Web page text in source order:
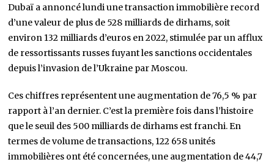
Dubaï a annoncé lundi une transaction immobilière record
d’une valeur de plus de 528 milliards de dirhams, soit
environ 132 milliards d’euros en 2022, stimulée par un afflux
de ressortissants russes fuyant les sanctions occidentales
depuis l’invasion de l’Ukraine par Moscou.
Ces chiffres représentent une augmentation de 76,5 % par
rapport à l’an dernier. C’est la première fois dans l’histoire
que le seuil des 500 milliards de dirhams est franchi. En
termes de volume de transactions, 122 658 unités
immobilières ont été concernées, une augmentation de 44,7